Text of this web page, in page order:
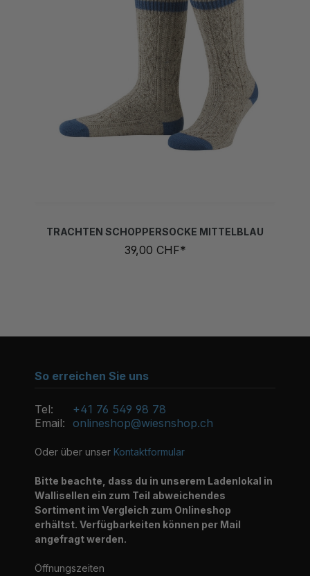
39,00 CHF*
So erreichen Sie uns
Tel:
+41 76 549 98 78
Email: onlineshop@wiesnshop.ch
Oder über unser Kontaktformular
Bitte beachte, dass du in unserem Ladenlokal in
Wallisellen ein zum Teil abweichendes
Sortiment im Vergleich zum Onlineshop
erhältst. Verfügbarkeiten können per Mail
angefragt werden.
Öffnungszeiten